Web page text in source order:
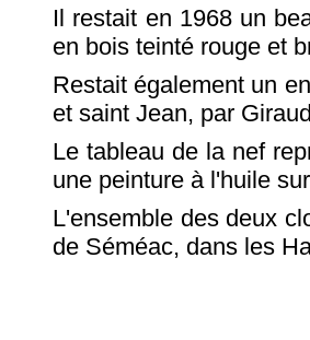
Il restait en 1968 un
en bois teinté rouge et
Restait également un
et saint Jean, par
Le tableau de la nef
une peinture à l'huile
L'ensemble des deux
de Séméac, dans les